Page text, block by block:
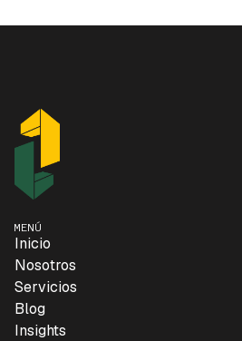
MENÚ
Inicio
Nosotros
Servicios
Blog
Insights